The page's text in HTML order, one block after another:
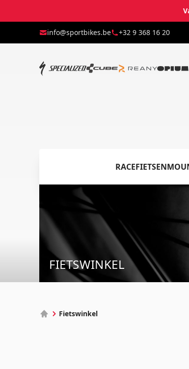
info@sportbikes.be +32 9 368 16 20
RACEFIETSEN
FIETSWINKEL
Fietswinkel